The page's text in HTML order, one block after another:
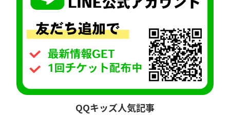
QQキッズ人気記事